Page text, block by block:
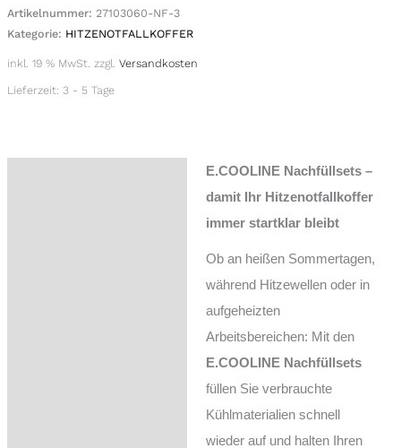
Artikelnummer: 27103060-NF-3
Kategorie: HITZENOTFALLKOFFER
inkl. 19 % MwSt. zzgl. Versandkosten
Lieferzeit: 3 - 5 Tage
E.COOLINE Nachfüllsets –
damit Ihr Hitzenotfallkoffer
immer startklar bleibt
Ob an heißen Sommertagen,
während Hitzewellen oder in
aufgeheizten
Arbeitsbereichen: Mit den
E.COOLINE Nachfüllsets
füllen Sie verbrauchte
Kühlmaterialien schnell
wieder auf und halten Ihren